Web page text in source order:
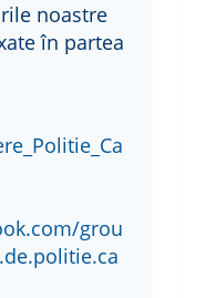
noastre
în partea
grou